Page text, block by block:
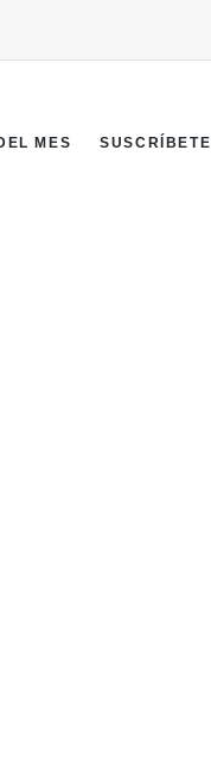
MES SUSCRÍBETE